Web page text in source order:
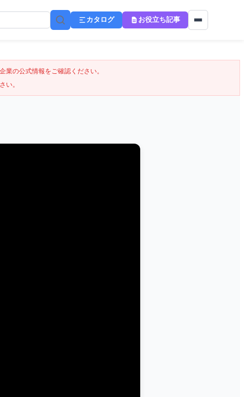
カタログ お役立ち記事
の公式情報をご確認ください。
い。